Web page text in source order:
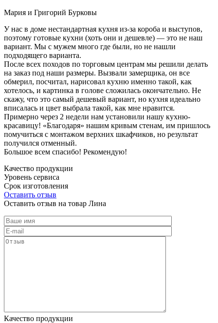
Мария и Григорий Бурковы
У нас в доме нестандартная кухня из-за короба и выступов,
поэтому готовые кухни (хоть они и дешевле) — это не наш
вариант. Мы с мужем много где были, но не нашли
подходящего варианта.
После всех походов по торговым центрам мы решили делать
на заказ под наши размеры. Вызвали замерщика, он все
обмерил, посчитал, нарисовал кухню именно такой, как
хотелось, и картинка в голове сложилась окончательно. Не
скажу, что это самый дешевый вариант, но кухня идеально
вписалась и цвет выбрала такой, как мне нравится.
Примерно через 2 недели нам установили нашу кухню-
красавицу! «Благодаря» нашим кривым стенам, им пришлось
помучиться с монтажом верхних шкафчиков, но результат
получился отменный.
Большое всем спасибо! Рекомендую!
Качество продукции
Уровень сервиса
Срок изготовления
Оставить отзыв
Оставить отзыв на товар Лина
Качество продукции